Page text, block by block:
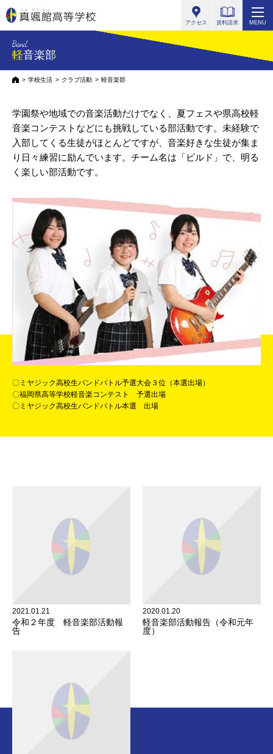
アクセス 資料請求 MENU
Band
軽音楽部
HOME
学校生活 クラブ活動 軽音楽部
学園祭や地域での音楽活動だけでなく、夏フェスや県高校軽
音楽コンテストなどにも挑戦している部活動です。 未経験で
入部してくる生徒がほとんどですが、音楽好きな生徒が集ま
り日々練習に励んでいます。 チーム名は「ビルド」で、明る
く楽しい部活動です。
〇ミヤジック高校生バンドバトル予選大会３位（本選出場）
〇福岡県高等学校軽音楽コンテスト 予選出場
〇ミヤジック高校生バンドバトル本選 出場
2021.01.21
令和２年度 軽音楽部活動報
告
2020.01.20
軽音楽部活動報告（令和元年
度）